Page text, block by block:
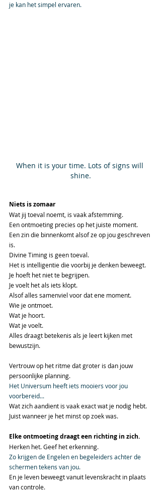
je kan het simpel ervaren.
When it is your time. Lots of signs will
shine.
Niets is zomaar
Wat jij toeval noemt, is vaak afstemming.
Een ontmoeting precies op het juiste moment.
Een zin die binnenkomt alsof ze op jou geschreven
is.
Divine Timing is geen toeval.
Het is intelligentie die voorbij je denken beweegt.
Je hoeft het niet te begrijpen.
Je voelt het als iets klopt.
Alsof alles samenviel voor dat ene moment.
Wie je ontmoet.
Wat je hoort.
Wat je voelt.
Alles draagt betekenis als je leert kijken met
bewustzijn.
Vertrouw op het ritme dat groter is dan jouw
persoonlijke planning.
Het Universum heeft iets mooiers voor jou
voorbereid...
Wat zich aandient is vaak exact wat je nodig hebt.
Juist wanneer je het minst op zoek was.
Elke ontmoeting draagt een richting in zich.
Herken het. Geef het erkenning.
Zo krijgen de Engelen en begeleiders achter de
schermen tekens van jou.
En je leven beweegt vanuit levenskracht in plaats
van controle.